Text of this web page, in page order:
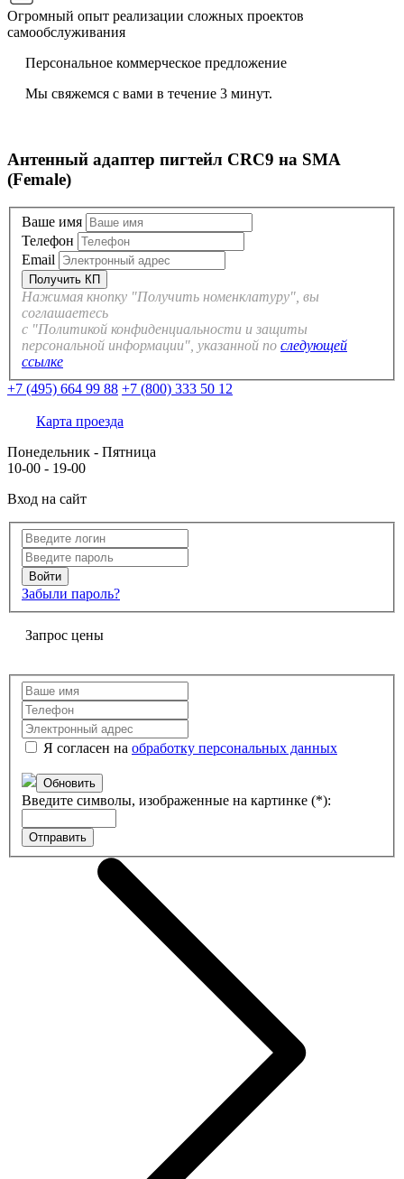
Огромный опыт реализации сложных проектов
самообслуживания
Персональное коммерческое предложение
Мы свяжемся с вами в течение 3 минут.
Антенный адаптер пигтейл СRC9 на SMA
(Female)
Ваше имя
Телефон
Email
Нажимая кнопку "Получить номенклатуру", вы
соглашаетесь
с "Политикой конфиденциальности и защиты
персональной информации", указанной по следующей
ссылке
+7 (495) 664 99 88 +7 (800) 333 50 12
Карта проезда
Понедельник - Пятница
10-00 - 19-00
Вход на сайт
Забыли пароль?
Запрос цены
Я согласен на обработку персональных данных
Обновить
Введите символы, изображенные на картинке (*):